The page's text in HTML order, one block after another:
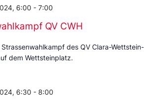
QV CWH
6:00 - 7:00
des QV Clara-
dem Wettsteinplatz.
6:30 - 8:00